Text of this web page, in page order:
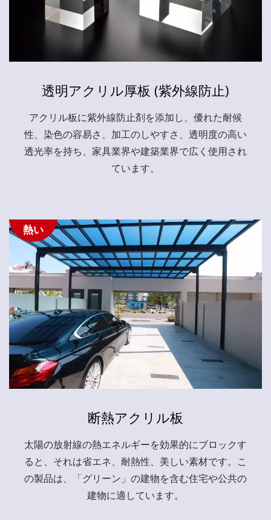
透明アクリル厚板 (紫外線防止)
アクリル板に紫外線防止剤を添加し、優れた耐候
性、染色の容易さ、加工のしやすさ、透明度の高い
透光率を持ち、家具業界や建築業界で広く使用され
ています。
熱い
断熱アクリル板
太陽の放射線の熱エネルギーを効果的にブロックす
ると、それは省エネ、耐熱性、美しい素材です。こ
の製品は、「グリーン」の建物を含む住宅や公共の
建物に適しています。